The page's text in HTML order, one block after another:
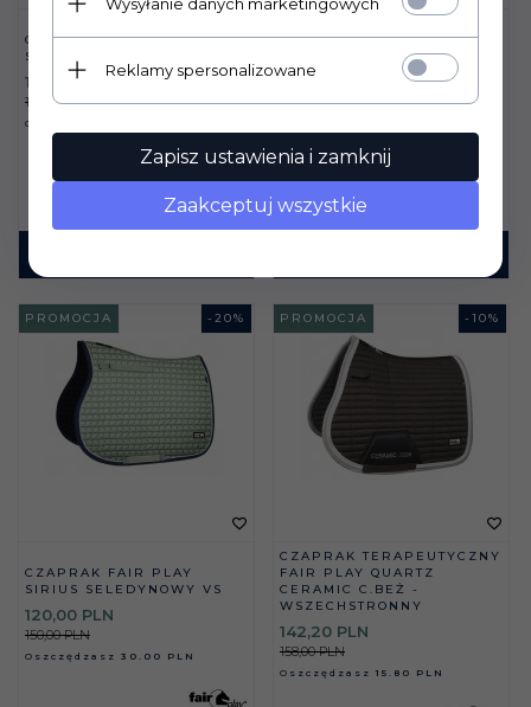
CZAPRAK FAIR PLAY
SIRIUS BIAŁY VS
120, 00 PLN
150,00 PLN
Oszczędzasz
CZAPRAK FAIR PLAY
SIRIUS MORSKI VS
120,00
150,00 PLN
- 20%
PROMOCJA
CZAPRAK FAIR PLAY
SIRIUS SELEDYNOWY VS
120,00 PLN
150,00 PLN
Oszczędzasz 30.00 PLN
- 10%
PROMOCJA
CZAPRAK TERAPEUTYCZNY
FAIR PLAY QUARTZ
CERAMIC C.BEŻ -
WSZECHSTRONNY
142,20 PLN
158,00 PLN
Oszczędzasz 15.80 PLN
Reklamy spersonalizowane
Zapisz ustawienia i zamknij
Zaakceptuj wszystkie